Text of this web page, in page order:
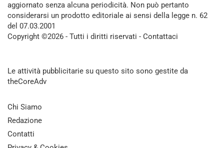
aggiornato senza alcuna periodicità. Non può pertanto
considerarsi un prodotto editoriale ai sensi della legge n. 62
del 07.03.2001
Copyright ©2026 - Tutti i diritti riservati - Contattaci
Le attività pubblicitarie su questo sito sono gestite da
theCoreAdv
Chi Siamo
Redazione
Contatti